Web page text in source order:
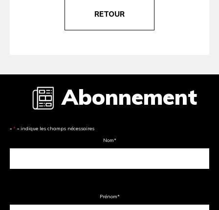
RETOUR
Abonnement
« * » indique les champs nécessaires
Nom*
Prénom*